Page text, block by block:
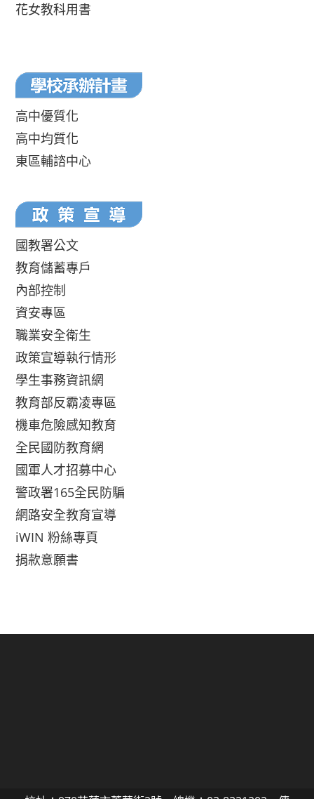
花女教科用書
高中優質化
高中均質化
東區輔諮中心
國教署公文
教育儲蓄專戶
內部控制
資安專區
職業安全衛生
政策宣導執行情形
學生事務資訊網
教育部反霸凌專區
機車危險感知教育
全民國防教育網
國軍人才招募中心
警政署165全民防騙
網路安全教育宣導
iWIN 粉絲專頁
捐款意願書